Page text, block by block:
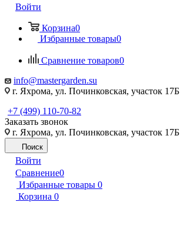
Войти
Корзина0
Избранные товары0
Сравнение товаров0
info@mastergarden.su
г. Яхрома, ул. Починковская, участок 17Б
+7 (499) 110-70-82
Заказать звонок
г. Яхрома, ул. Починковская, участок 17Б
Поиск
Войти
Сравнение0
Избранные товары 0
Корзина 0